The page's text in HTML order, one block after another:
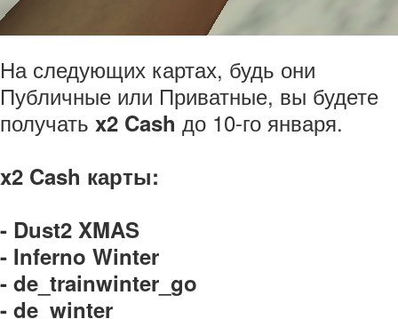
На следующих картах, будь они
Публичные или Приватные, вы будете
получать x2 Cash до 10-го января.
x2 Cash карты:
- Dust2 XMAS
- Inferno Winter
- de_trainwinter_go
- de_winter